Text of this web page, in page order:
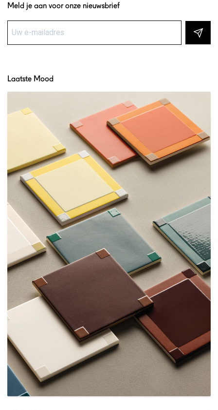
Meld je aan voor onze nieuwsbrief
Laatste Mood